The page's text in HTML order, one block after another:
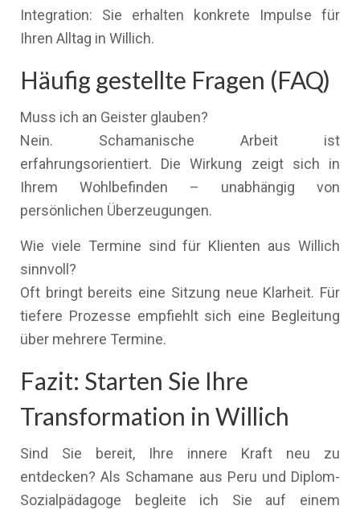
Integration: Sie erhalten konkrete Impulse für
Ihren Alltag in Willich.
Häufig gestellte Fragen (FAQ)
Muss ich an Geister glauben?
Nein. Schamanische Arbeit ist
erfahrungsorientiert. Die Wirkung zeigt sich in
Ihrem Wohlbefinden – unabhängig von
persönlichen Überzeugungen.
Wie viele Termine sind für Klienten aus Willich
sinnvoll?
Oft bringt bereits eine Sitzung neue Klarheit. Für
tiefere Prozesse empfiehlt sich eine Begleitung
über mehrere Termine.
Fazit: Starten Sie Ihre
Transformation in Willich
Sind Sie bereit, Ihre innere Kraft neu zu
entdecken? Als Schamane aus Peru und Diplom-
Sozialpädagoge begleite ich Sie auf einem